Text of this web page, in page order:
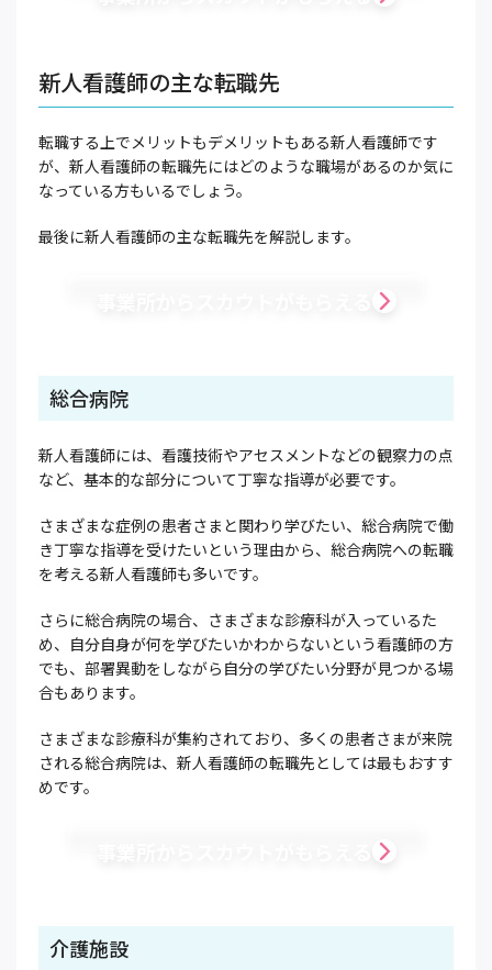
新人看護師の主な転職先
転職する上でメリットもデメリットもある新人看護師です
が、新人看護師の転職先にはどのような職場があるのか気に
なっている方もいるでしょう。
最後に新人看護師の主な転職先を解説します。
総合病院
新人看護師には、看護技術やアセスメントなどの観察力の点
など、基本的な部分について丁寧な指導が必要です。
さまざまな症例の患者さまと関わり学びたい、総合病院で働
き丁寧な指導を受けたいという理由から、総合病院への転職
を考える新人看護師も多いです。
さらに総合病院の場合、さまざまな診療科が入っているた
め、自分自身が何を学びたいかわからないという看護師の方
でも、部署異動をしながら自分の学びたい分野が見つかる場
合もあります。
さまざまな診療科が集約されており、多くの患者さまが来院
される総合病院は、新人看護師の転職先としては最もおすす
めです。
介護施設